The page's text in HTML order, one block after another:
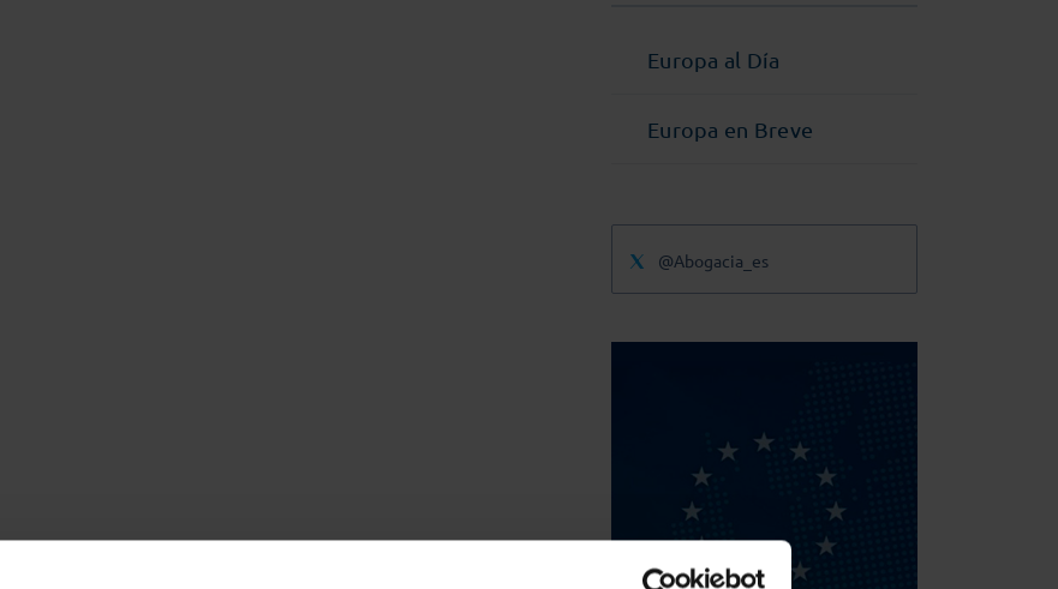
Europa al Día
Europa en Breve
@Abogacia_es